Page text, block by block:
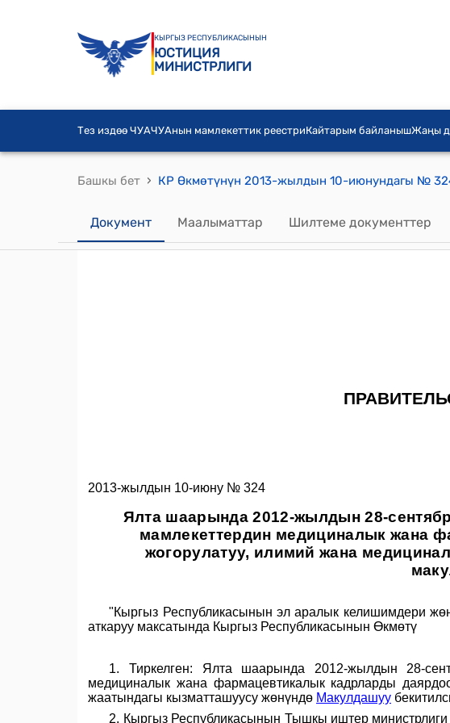
КЫРГЫЗ РЕСПУБЛИКАСЫНЫН
ЮСТИЦИЯ
МИНИСТРЛИГИ
Тез издөө ЧУАЧУАнын мамлекеттик реестриКайтарым байланышЖаңы
Башкы бет ›
Документ Маалыматтар Шилтеме документтер